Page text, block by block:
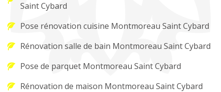
Saint Cybard
Pose rénovation cuisine Montmoreau Saint Cybard
Rénovation salle de bain Montmoreau Saint Cybard
Pose de parquet Montmoreau Saint Cybard
Rénovation de maison Montmoreau Saint Cybard